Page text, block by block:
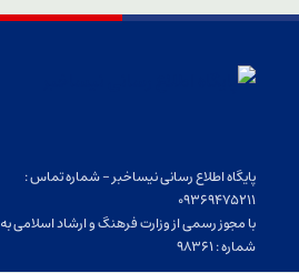
پایگاه اطلاع رسانی نیساخبر - شماره تماس :
09369475211
با مجوز رسمی از وزارت فرهنگ و ارشاد اسلامی به
شماره : 98361